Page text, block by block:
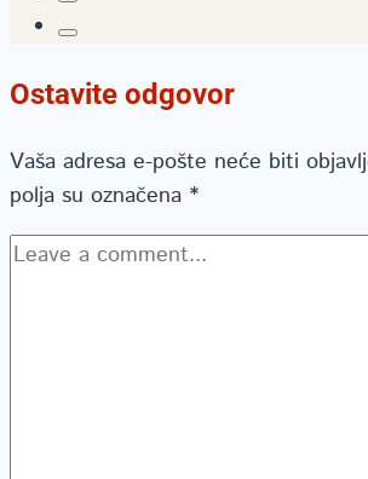
Ostavite odgovor
Vaša adresa e-pošte neće biti
polja su označena *